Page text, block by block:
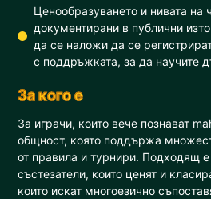
Ценообразуването и нивата на
документирани в публични
да се наложи да се
с поддръжката, за да научите
За кого е
За играчи, които вече познават
общност, която поддържа
от правила и турнири. Подходящ е
състезатели, които ценят и
които искат многоезично